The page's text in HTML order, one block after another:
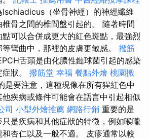
（坐骨神經）的神經纖維
骨之間的椎間盤引起的。 隨著時間
可以合併成更大的紅色斑點，最強烈
彎曲中，那裡的皮膚更敏感。 撥筋
舌頭是由化膿性鏈球菌引起的感染
狀。 撥筋堂 幸福 餐點外燴 桃園搬
是要注意，這種現像在所有猩紅色中
疾病或條件可能會在語言中引起相似
司 小型外燴推薦 網路行銷 重要的是
是疾病和其他症狀的特徵，例如喉嚨
杏仁以及一般不適。 皮疹通常以較